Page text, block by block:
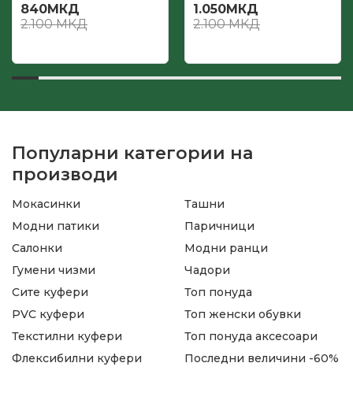
840МКД
2.100МКД
1.050МКД
2.100МКД
Популарни категории на
производи
Мокасинки
Модни патики
Салонки
Гумени чизми
Ташни
Паричници
Модни ранци
Чадори
Сите куфери
PVC куфери
Текстилни куфери
Флексибилни куфери
Топ понуда
Топ женски обувки
Топ понуда аксесоари
Последни величини -60%